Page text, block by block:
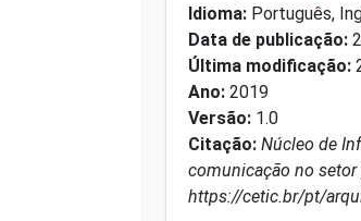
Idioma: Português,
Data de publicação:
Última modificação:
Ano: 2019
Versão: 1.0
Citação: Núcleo de
comunicação no setor
https://cetic.br/pt/